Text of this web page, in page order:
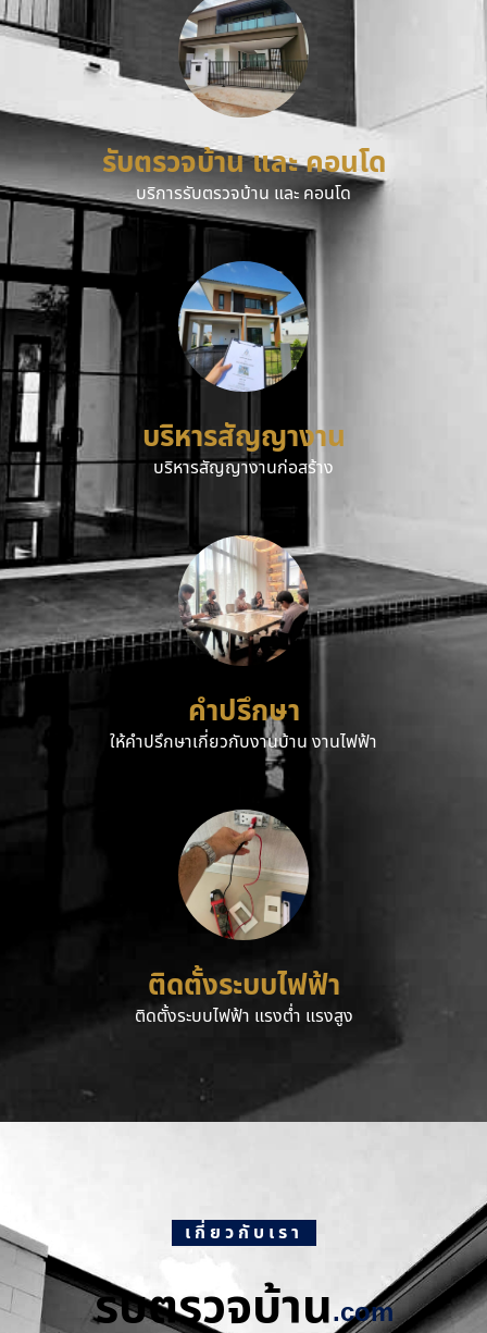
รับตรวจบ้าน และ คอนโด
บริการรับตรวจบ้าน และ คอนโด
บริหารสัญญางาน
บริหารสัญญางานก่อสร้าง
คำปรึกษา
ให้คำปรึกษาเกี่ยวกับงานบ้าน งานไฟฟ้า
ติดตั้งระบบไฟฟ้า
ติดตั้งระบบไฟฟ้า แรงต่ำ แรงสูง
เกี่ยวกับเรา
รับตรวจบ้าน.com